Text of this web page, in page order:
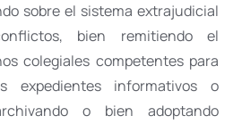
sobre el sistema extrajudicial
bien remitiendo el
colegiales competentes para
expedientes informativos o
o bien adoptando